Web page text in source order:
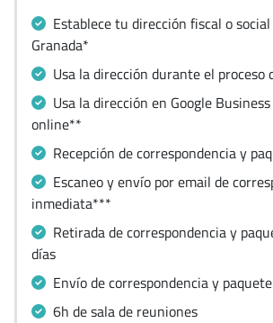
Establece tu dirección fiscal o
Granada*
Usa la dirección durante el proceso
Usa la dirección en Google
online**
Recepción de correspondencia y
Escaneo y envío por email de
inmediata***
Retirada de correspondencia y
días
Envío de correspondencia y
6h de sala de reuniones